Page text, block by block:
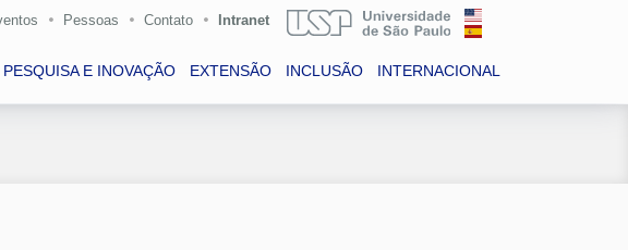
Pessoas Contato Intranet
PESQUISA E INOVAÇÃO EXTENSÃO INCLUSÃO INTERNACIONAL